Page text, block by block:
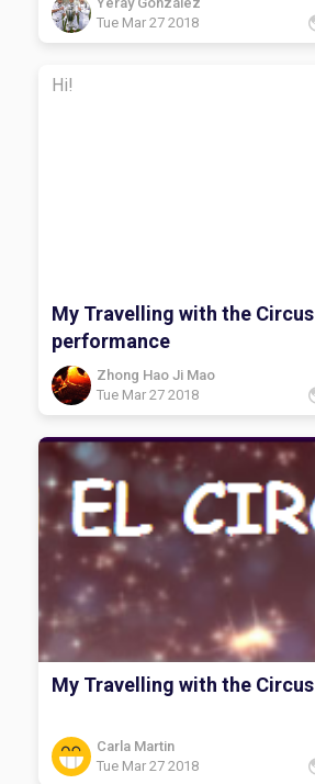
Tue Mar 27 2018
Hi!
My Travelling with the Circus
performance
Zhong Hao Ji Mao
Tue Mar 27 2018
My Travelling with the Circus
Carla Martin
Tue Mar 27 2018